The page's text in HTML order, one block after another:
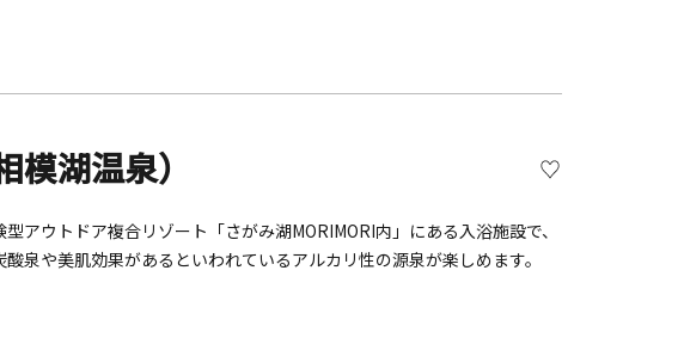
湖温泉）
アウトドア複合リゾート「さがみ湖MORIMORI内」にある入浴施設で、
泉や美肌効果があるといわれているアルカリ性の源泉が楽しめます。